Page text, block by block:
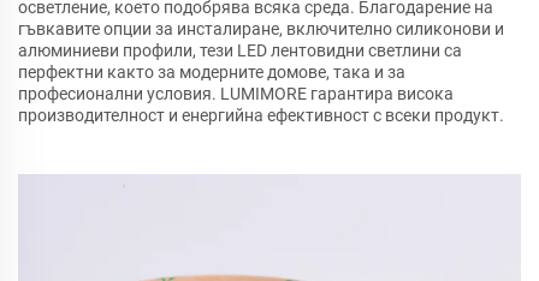
осветление, което подобрява всяка среда. Благодарение на
гъвкавите опции за инсталиране, включително силиконови и
алюминиеви профили, тези LED лентовидни светлини са
перфектни както за модерните домове, така и за
професионални условия. LUMIMORE гарантира висока
производителност и енергийна ефективност с всеки продукт.